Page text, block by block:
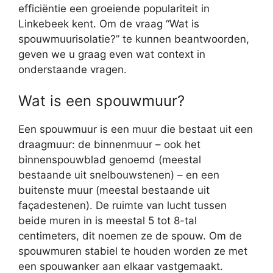
efficiëntie een groeiende populariteit in
Linkebeek kent. Om de vraag “Wat is
spouwmuurisolatie?” te kunnen beantwoorden,
geven we u graag even wat context in
onderstaande vragen.
Wat is een spouwmuur?
Een spouwmuur is een muur die bestaat uit een
draagmuur: de binnenmuur – ook het
binnenspouwblad genoemd (meestal
bestaande uit snelbouwstenen) – en een
buitenste muur (meestal bestaande uit
façadestenen). De ruimte van lucht tussen
beide muren in is meestal 5 tot 8-tal
centimeters, dit noemen ze de spouw. Om de
spouwmuren stabiel te houden worden ze met
een spouwanker aan elkaar vastgemaakt.